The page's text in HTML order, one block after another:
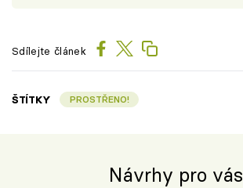
Sdílejte článek
ŠTÍTKY PROSTŘENO!
Návrhy pro vás